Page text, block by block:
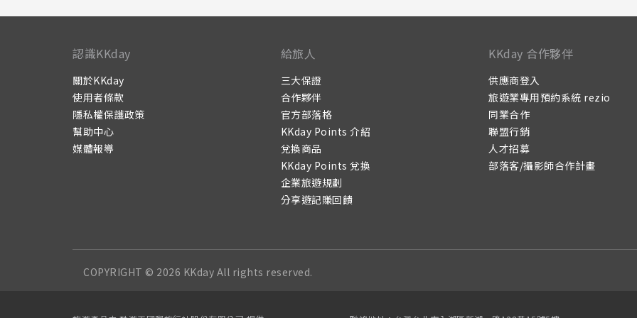
認識KKday
關於KKday
使用者條款
隱私權保護政策
幫助中心
媒體報導
給旅人
三大保證
合作夥伴
官方部落格
KKday Points 介紹
兌換商品
KKday Points 兌換
企業旅遊規劃
分享遊記賺回饋
KKday 合作夥伴
供應商登入
旅遊業專用預約系統 rezio
同業合作
聯盟行銷
人才招募
部落客/攝影師合作計畫
COPYRIGHT © 2026 KKday All rights reserved.